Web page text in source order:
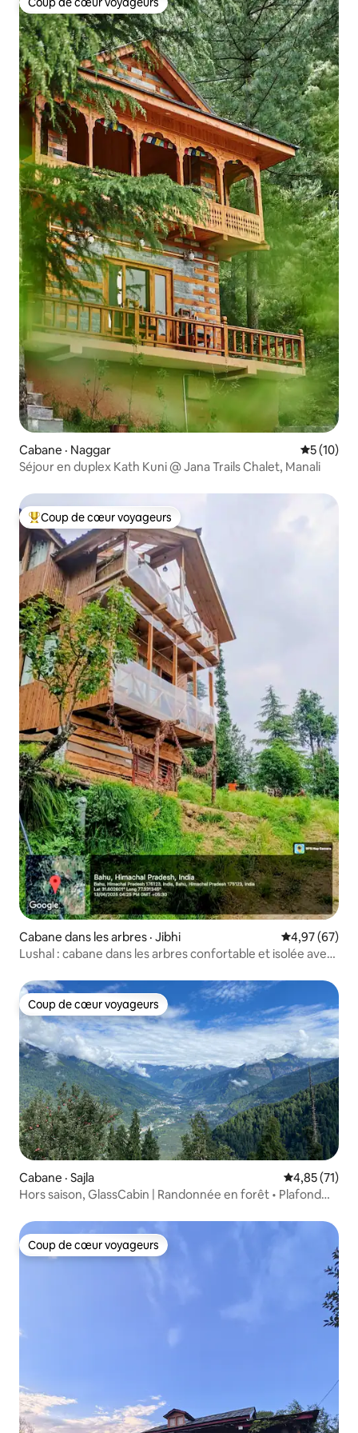
Coup de cœur voyageurs
Cabane · Naggar Note
5 (10)
Séjour en duplex Kath Kuni @ Jana Trails Chalet, Manali
Coup de cœur voyageurs parmi les plus aimés
Coup de cœur voyageurs
Cabane dans les arbres · Jibhi Note
4,97 (67)
Lushal : cabane dans les arbres confortable et isolée avec
Coup de cœur voyageurs
Coup de cœur voyageurs
Cabane · Sajla Note
4,85 (71)
Hors saison, GlassCabin | Randonnée en forêt • Plafond
Coup de cœur voyageurs
Coup de cœur voyageurs